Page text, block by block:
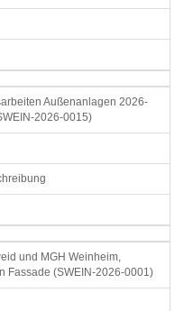
Außenanlagen 2026-
2026-0015)
und MGH Weinheim,
Fassade (SWEIN-2026-0001)